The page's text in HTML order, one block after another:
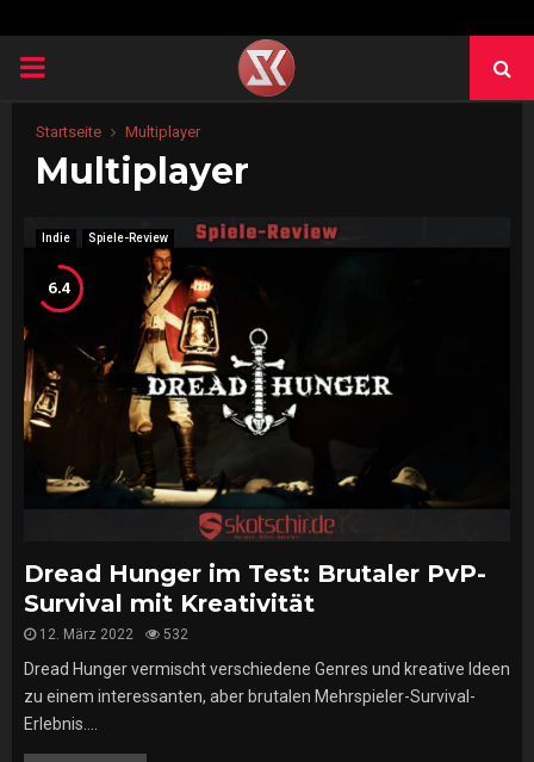
PRIMARY
MENU
Startseite Multiplayer
Multiplayer
Indie Spiele-Review
6.4
Dread Hunger im Test: Brutaler PvP-
Survival mit Kreativität
12. März 2022 532
Dread Hunger vermischt verschiedene Genres und kreative Ideen
zu einem interessanten, aber brutalen Mehrspieler-Survival-
Erlebnis....